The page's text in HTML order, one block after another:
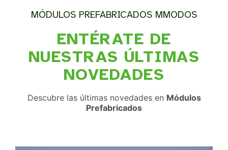
MÓDULOS PREFABRICADOS MMODOS
ENTÉRATE DE
NUESTRAS ÚLTIMAS
NOVEDADES
Descubre las últimas novedades en Módulos
Prefabricados